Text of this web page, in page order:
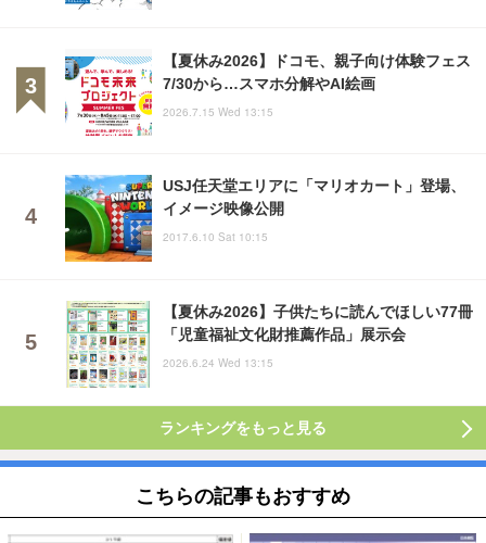
【夏休み2026】ドコモ、親子向け体験フェス
7/30から…スマホ分解やAI絵画
2026.7.15 Wed 13:15
USJ任天堂エリアに「マリオカート」登場、
イメージ映像公開
2017.6.10 Sat 10:15
【夏休み2026】子供たちに読んでほしい77冊
「児童福祉文化財推薦作品」展示会
2026.6.24 Wed 13:15
ランキングをもっと見る
こちらの記事もおすすめ